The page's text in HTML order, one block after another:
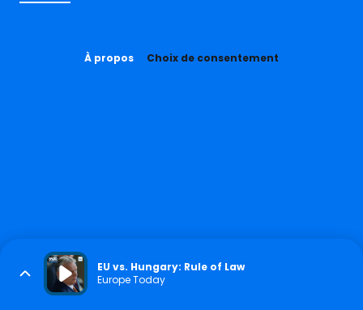
À propos Choix de consentement
EU vs. Hungary: Rule of Law
Europe Today